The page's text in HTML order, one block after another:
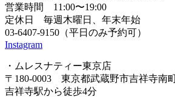
営業時間 11:00〜19:00
定休日 毎週木曜日、年末年始
03-6407-9150（平日のみ予約可）
Instagram
・ムレスナティー東京店
〒180-0003 東京都武蔵野市吉祥寺南
吉祥寺駅から徒歩4分